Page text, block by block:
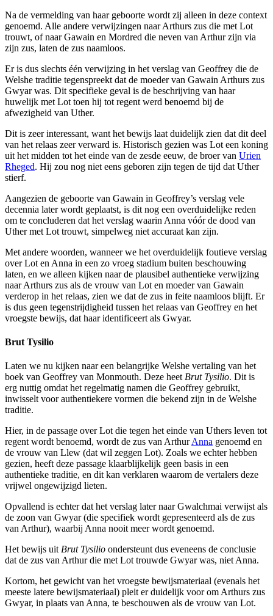
Na de vermelding van haar geboorte wordt zij alleen in deze context
genoemd. Alle andere verwijzingen naar Arthurs zus die met Lot
trouwt, of naar Gawain en Mordred die neven van Arthur zijn via
zijn zus, laten de zus naamloos.
Er is dus slechts één verwijzing in het verslag van Geoffrey die de
Welshe traditie tegenspreekt dat de moeder van Gawain Arthurs zus
Gwyar was. Dit specifieke geval is de beschrijving van haar
huwelijk met Lot toen hij tot regent werd benoemd bij de
afwezigheid van Uther.
Dit is zeer interessant, want het bewijs laat duidelijk zien dat dit deel
van het relaas zeer verward is. Historisch gezien was Lot een koning
uit het midden tot het einde van de zesde eeuw, de broer van Urien
Rheged. Hij zou nog niet eens geboren zijn tegen de tijd dat Uther
stierf.
Aangezien de geboorte van Gawain in Geoffrey’s verslag vele
decennia later wordt geplaatst, is dit nog een overduidelijke reden
om te concluderen dat het verslag waarin Anna vóór de dood van
Uther met Lot trouwt, simpelweg niet accuraat kan zijn.
Met andere woorden, wanneer we het overduidelijk foutieve verslag
over Lot en Anna in een zo vroeg stadium buiten beschouwing
laten, en we alleen kijken naar de plausibel authentieke verwijzing
naar Arthurs zus als de vrouw van Lot en moeder van Gawain
verderop in het relaas, zien we dat de zus in feite naamloos blijft. Er
is dus geen tegenstrijdigheid tussen het relaas van Geoffrey en het
vroegste bewijs, dat haar identificeert als Gwyar.
Brut Tysilio
Laten we nu kijken naar een belangrijke Welshe vertaling van het
boek van Geoffrey van Monmouth. Deze heetBrut Tysilio. Dit is
erg nuttig omdat het regelmatig namen die Geoffrey gebruikt,
inwisselt voor authentiekere vormen die bekend zijn in de Welshe
traditie.
Hier, in de passage over Lot die tegen het einde van Uthers leven tot
regent wordt benoemd, wordt de zus van ArthurAnna genoemd en
de vrouw van Llew (dat wil zeggen Lot). Zoals we echter hebben
gezien, heeft deze passage klaarblijkelijk geen basis in een
authentieke traditie, en dit kan verklaren waarom de vertalers deze
vrijwel ongewijzigd lieten.
Opvallend is echter dat het verslag later naar Gwalchmai verwijst als
de zoon van Gwyar (die specifiek wordt gepresenteerd als de zus
van Arthur), waarbij Anna nooit meer wordt genoemd.
Het bewijs uitBrut Tysilio ondersteunt dus eveneens de conclusie
dat de zus van Arthur die met Lot trouwde Gwyar was, niet Anna.
Kortom, het gewicht van het vroegste bewijsmateriaal (evenals het
meeste latere bewijsmateriaal) pleit er duidelijk voor om Arthurs zus
Gwyar, in plaats van Anna, te beschouwen als de vrouw van Lot.